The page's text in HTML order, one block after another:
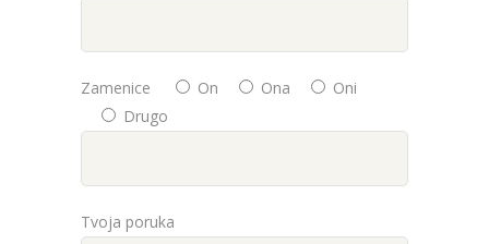
Zamenice On Ona
Oni
Drugo
Tvoja poruka